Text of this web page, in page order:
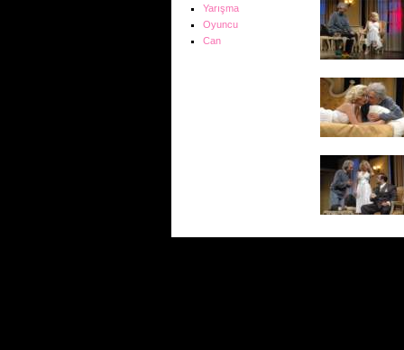
Yarışma
Oyuncu
Can